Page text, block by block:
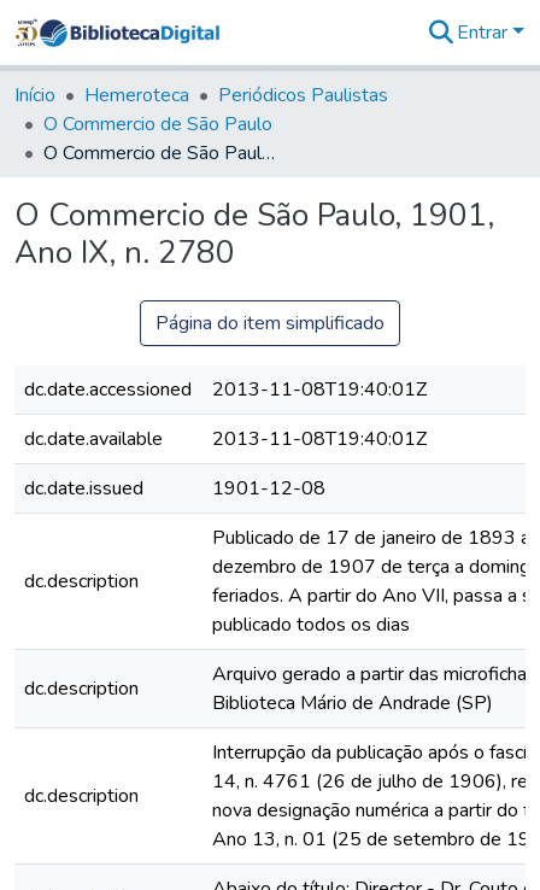
&
Coleções
Tudo na
Biblioteca
Estatísticas
Entrar
Início Hemeroteca
Periódicos Paulistas
O Commercio de São Paulo
O Commercio de São Paulo, 1901, Ano IX, n. 2780
O Commercio de São Paulo, 1901,
Ano IX, n. 2780
Página do item simplificado
dc.date.accessioned
2013-11-08T19:40:01Z
dc.date.available
2013-11-08T19:40:01Z
dc.date.issued
1901-12-08
dc.description
Publicado de 17 de janeiro de 1893 a
dezembro de 1907 de terça a
feriados. A partir do Ano VII, passa a
publicado todos os dias
dc.description
Arquivo gerado a partir das
Biblioteca Mário de Andrade (SP)
dc.description
Interrupção da publicação após o
14, n. 4761 (26 de julho de 1906),
nova designação numérica a partir do
Ano 13, n. 01 (25 de setembro de